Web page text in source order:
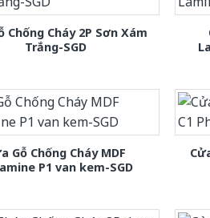
Chống Cháy 2P Sơn Xám
Trắng-SGD
Gỗ Chống Cháy MDF
P1 van kem-SGD